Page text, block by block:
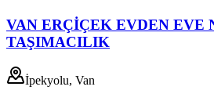
VAN ERÇİÇEK EVDEN EVE
TAŞIMACILIK
İpekyolu, Van